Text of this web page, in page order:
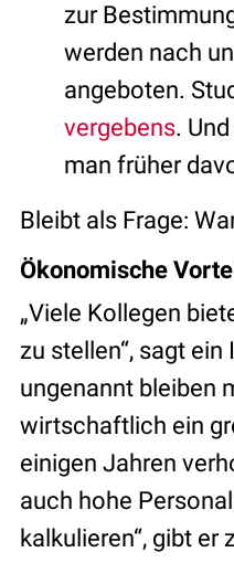
zur
werden nach
angeboten.
vergebens.
man früher
Bleibt als Frage:
Ökonomische
„Viele Kollegen
zu stellen“, sagt
ungenannt bleiben
wirtschaftlich ein
einigen Jahren
auch hohe
kalkulieren“, gibt er